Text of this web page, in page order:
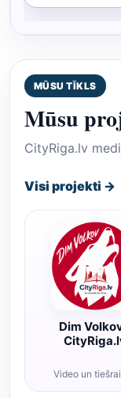
MŪSU TĪKLS
Mūsu
CityRiga.lv
Visi projekti →
Dim
Video un